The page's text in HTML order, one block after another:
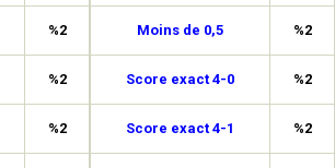
%2
%2
%2
Moins de 0,5 %2
Score exact 4-0 %2
Score exact 4-1 %2